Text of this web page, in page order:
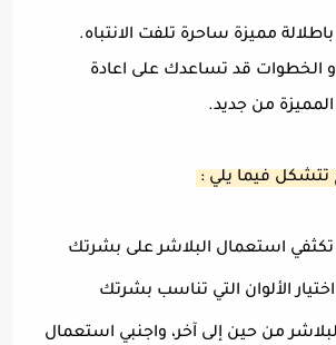
مميزة ساحرة تلفت الانتباه.
الخطوات قد تساعدك على اعادة
من جديد.
تتشكل فيما يلي :
تكثفي استعمال البلاشر على بشرتك
الألوان التي تناسب بشرتك
من حين إلى آخر، واجنبي استعمال